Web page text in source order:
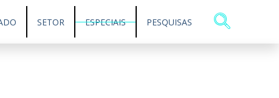
SETOR ESPECIAIS PESQUISAS